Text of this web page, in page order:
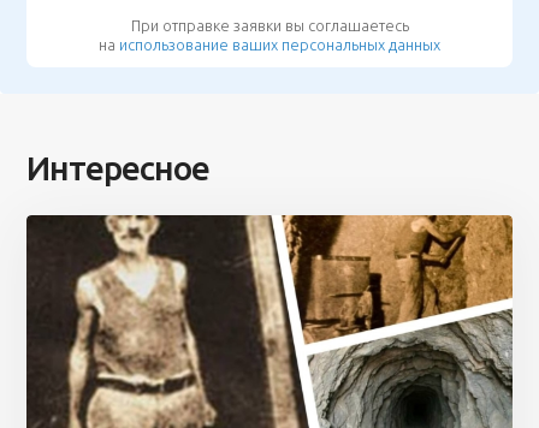
При отправке заявки вы соглашаетесь
на использование ваших персональных данных
Интересное